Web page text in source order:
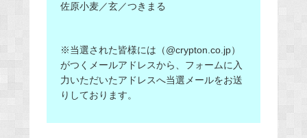
佐原小麦／玄／つきまる
※当選された皆様には（@crypton.co.jp）
がつくメールアドレスから、フォームに入
力いただいたアドレスへ当選メールをお送
りしております。